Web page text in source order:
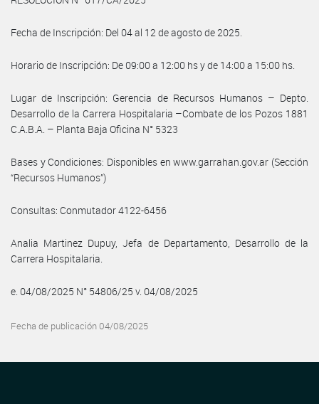
Fecha de Inscripción: Del 04 al 12 de agosto de 2025.
Horario de Inscripción: De 09:00 a 12:00 hs y de 14:00 a 15:00 hs.
Lugar de Inscripción: Gerencia de Recursos Humanos – Depto.
Desarrollo de la Carrera Hospitalaria –Combate de los Pozos 1881
C.A.B.A. – Planta Baja Oficina N° 5323
Bases y Condiciones: Disponibles en www.garrahan.gov.ar (Sección
“Recursos Humanos”)
Consultas: Conmutador 4122-6456
Analia Martinez Dupuy, Jefa de Departamento, Desarrollo de la
Carrera Hospitalaria.
e. 04/08/2025 N° 54806/25 v. 04/08/2025
Fecha de publicación 04/08/2025